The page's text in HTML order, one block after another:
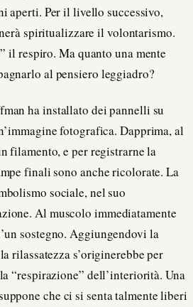
aperti. Per il livello successivo,
spiritualizzare il volontarismo.
il respiro. Ma quanto una mente
al pensiero leggiadro?
ha installato dei pannelli su
fotografica. Dapprima, al
filamento, e per registrarne la
finali sono anche ricolorate. La
sociale, nel suo
Al muscolo immediatamente
sostegno. Aggiungendovi la
rilassatezza s’originerebbe per
“respirazione” dell’interiorità. Una
che ci si senta talmente liberi